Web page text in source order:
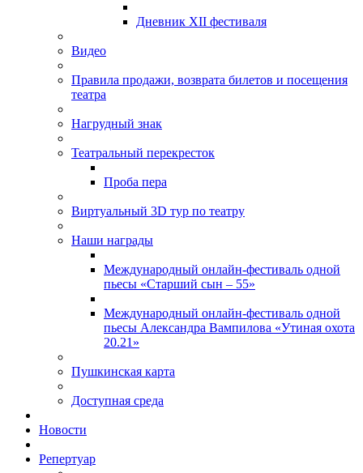
Дневник XII фестиваля
Видео
Правила продажи, возврата билетов и посещения
театра
Нагрудный знак
Театральный перекресток
Проба пера
Виртуальный 3D тур по театру
Наши награды
Международный онлайн-фестиваль одной
пьесы «Старший сын – 55»
Международный онлайн-фестиваль одной
пьесы Александра Вампилова «Утиная охота
20.21»
Пушкинская карта
Доступная среда
Новости
Репертуар